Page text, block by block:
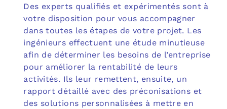
Des experts qualifiés et expérimentés sont à
votre disposition pour vous accompagner
dans toutes les étapes de votre projet. Les
ingénieurs effectuent une étude minutieuse
afin de déterminer les besoins de l’entreprise
pour améliorer la rentabilité de leurs
activités. Ils leur remettent, ensuite, un
rapport détaillé avec des préconisations et
des solutions personnalisées à mettre en